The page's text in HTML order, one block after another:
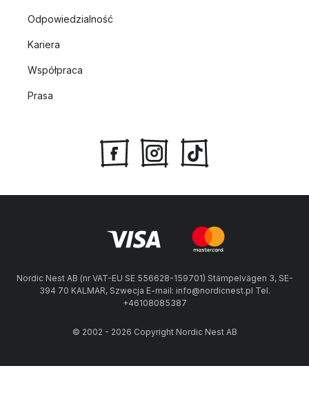
Odpowiedzialność
Kariera
Współpraca
Prasa
Nordic Nest AB (nr VAT-EU SE 556628-159701) Stämpelvägen 3, SE-
394 70 KALMAR, Szwecja E-mail: info@nordicnest.pl Tel.
+46108085387
© 2002 - 2026 Copyright Nordic Nest AB